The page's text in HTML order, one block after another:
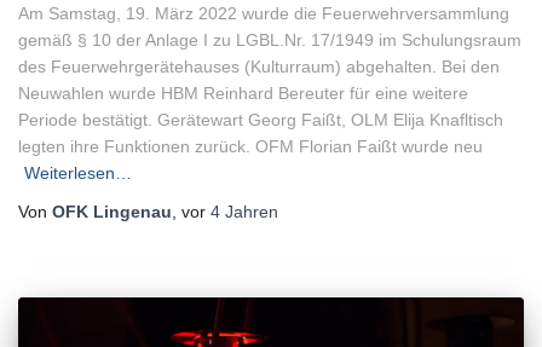
Am Samstag, 19. März 2022 wurde die Feuerwehrversammlung
gemäß § 10 der Anlage I zu LGBL.Nr. 17/1949 im Schulungsraum
des Feuerwehrgerätehauses (Kulturraum) abgehalten. Bei den
Neuwahlen wurde HBM Reinhard Bereuter für eine weitere
Periode bestätigt. Gerätewart Georg Faißt, OLM Elija Knafltisch
legten ihre Funktionen zurück. OFM Florian Faißt wurde neu
Weiterlesen…
Von OFK Lingenau , vor 4 Jahren